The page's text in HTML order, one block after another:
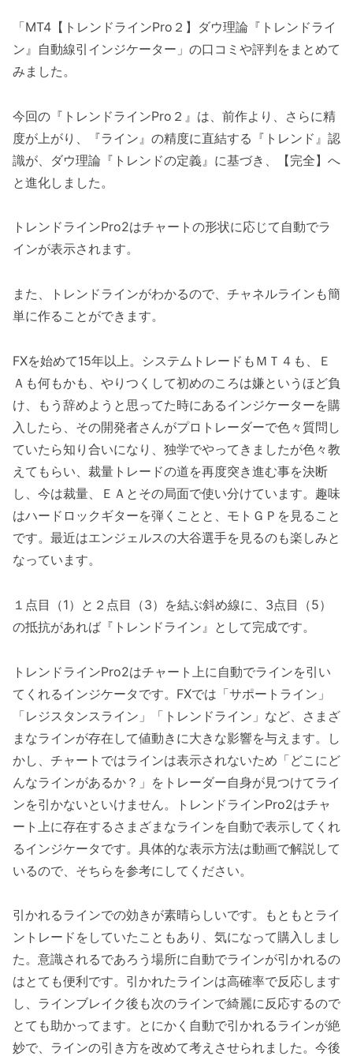
「MT4【トレンドラインPro２】ダウ理論『トレンドライ
ン』自動線引インジケーター」の口コミや評判をまとめて
みました。
今回の『トレンドラインPro２』は、前作より、さらに精
度が上がり、『ライン』の精度に直結する『トレンド』認
識が、ダウ理論『トレンドの定義』に基づき、【完全】へ
と進化しました。
トレンドラインPro2はチャートの形状に応じて自動でラ
インが表示されます。
また、トレンドラインがわかるので、チャネルラインも簡
単に作ることができます。
FXを始めて15年以上。システムトレードもＭＴ４も、Ｅ
Ａも何もかも、やりつくして初めのころは嫌というほど負
け、もう辞めようと思ってた時にあるインジケーターを購
入したら、その開発者さんがプロトレーダーで色々質問し
ていたら知り合いになり、独学でやってきましたが色々教
えてもらい、裁量トレードの道を再度突き進む事を決断
し、今は裁量、ＥＡとその局面で使い分けています。趣味
はハードロックギターを弾くことと、モトＧＰを見ること
です。最近はエンジェルスの大谷選手を見るのも楽しみと
なっています。
１点目（1）と２点目（3）を結ぶ斜め線に、3点目（5）
の抵抗があれば『トレンドライン』として完成です。
トレンドラインPro2はチャート上に自動でラインを引い
てくれるインジケータです。FXでは「サポートライン」
「レジスタンスライン」「トレンドライン」など、さまざ
まなラインが存在して値動きに大きな影響を与えます。し
かし、チャートではラインは表示されないため「どこにど
んなラインがあるか？」をトレーダー自身が見つけてライ
ンを引かないといけません。トレンドラインPro2はチャ
ート上に存在するさまざまなラインを自動で表示してくれ
るインジケータです。具体的な表示方法は動画で解説して
いるので、そちらを参考にしてください。
引かれるラインでの効きが素晴らしいです。もともとライ
ントレードをしていたこともあり、気になって購入しまし
た。意識されるであろう場所に自動でラインが引かれるの
はとても便利です。引かれたラインは高確率で反応します
し、ラインブレイク後も次のラインで綺麗に反応するので
とても助かってます。とにかく自動で引かれるラインが絶
妙で、ラインの引き方を改めて考えさせられました。今後